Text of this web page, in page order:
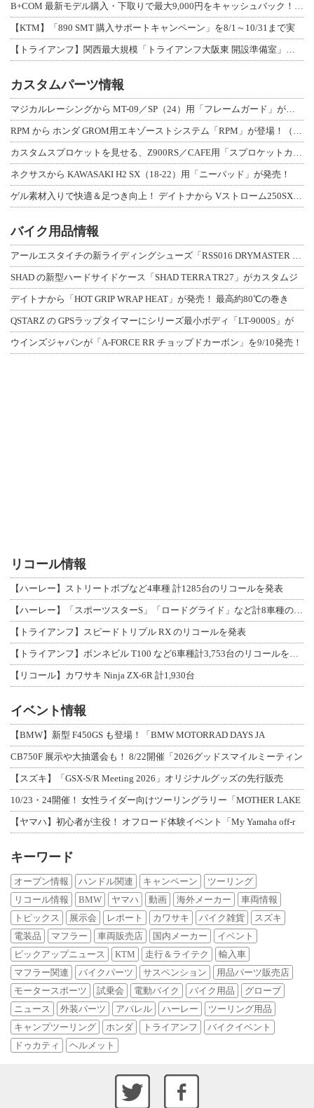
【KTM】「890 SMT 購入サポートキャンペーン」を8/1～10/31まで実
カスタムパーツ情報
ネクサスから KAWASAKI H2 SX（18-22）用「ニーパッド」が発売！
バイク用品情報
SHAD の新型ハードサイドケース「SHAD TERRA TR27」がカスタムジ
デイトナから「HOT GRIP WRAP HEAT」が発売！ 最高約80℃の巻き
QSTARZ の GPSラップタイマーにシリーズ最小ボディ「LT-9000S」が
ウインズジャパンが「A-FORCE RR チョップドカーボン」を9/10発売！
リコール情報
【ハーレー】ストリートボブなど4車種 計1285台のリコールを発表
【トライアンフ】スピードトリプル RX のリコールを発表
【リコール】カワサキ Ninja ZX-6R 計1,930台
イベント情報
【BMW】新型 F450GS も登場！「BMW MOTORRAD DAYS JA
CB750F 展示や大抽選会も！ 8/22開催「2026グッドスマイルミーティン
【スズキ】「GSX-S/R Meeting 2026」オリジナルグッズの先行販売
10/23・24開催！ 女性ライダー向けツーリングラリー「MOTHER LAKE
【ヤマハ】初心者が主役！ オフロード体験イベント「My Yamaha off-r
キーワード
オープン情報 ハンドル関連 キャンペーン
ツーリング
リコール情報
BMW ヤマハ 動画 海外メーカー
車両情報
トピックス
展示会 レポート カワサキ バイク雑貨
スズキ
電装品
マフラー 車両販売店 国内メーカー
イベント
ピックアップニュース
KTM 走行＆ライテク
輸入車
マフラー関連
バイクパーツ サスペンション
用品パーツ販売店
モータースポーツ
試乗会 電動バイク バイク用品
グローブ
ニュース
外装パーツ アパレル ハーレー
ツーリング用品
キャンプツーリング
ホンダ トライアンフ
バイクイベント
ドゥカティ
ヘルメット